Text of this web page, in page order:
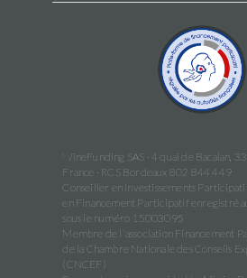
WineFunding SAS · 4 quai de Bacalan,
France · RCS Bordeaux 802 844 449
Conseiller en Investissements
en Financement Participatif enregistré
sous le numéro 15003095
Membre de l'association Financement
de la Chambre Nationale des Conseils
(CNCEF)